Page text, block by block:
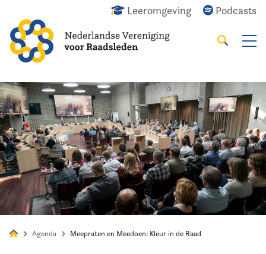
Leeromgeving Podcasts
Alles Nieuws Agenda Raadslid
Zoeken
Agenda Meepraten en Meedoen: Kleur in de Raad